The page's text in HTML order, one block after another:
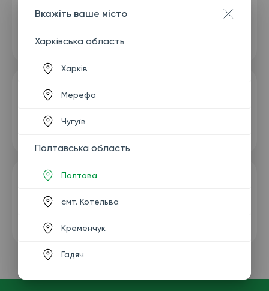
Вкажіть ваше місто
Харківська область
Харків
Мерефа
Чугуїв
Полтавська область
Полтава
смт. Котельва
Кременчук
Гадяч